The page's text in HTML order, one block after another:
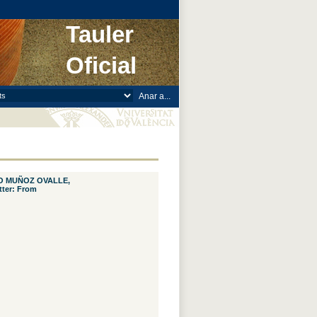
Tauler
Oficial
OVALLE,
From